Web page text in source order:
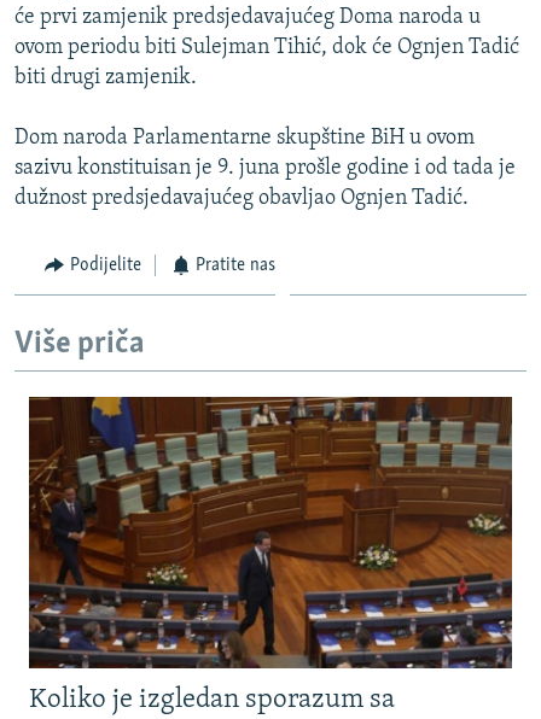
DNEVNO@RSE
SPECIJALI RSE
GENOCID U SREBRENICI
POPLAVE I KLIZIŠTA U BIH 2024.
POST SCRIPTUM
TRI DECENIJE OD RATA U BIH
SVE KARTE DEJTONA
NASTANAK I RASPAD JUGOSLAVIJE
će prvi zamjenik predsjedavajućeg Doma naroda u
ovom periodu biti Sulejman Tihić, dok će Ognjen Tadić
biti drugi zamjenik.
Dom naroda Parlamentarne skupštine BiH u ovom
sazivu konstituisan je 9. juna prošle godine i od tada je
dužnost predsjedavajućeg obavljao Ognjen Tadić.
Podijelite Pratite nas
Više priča
Koliko je izgledan sporazum sa